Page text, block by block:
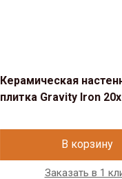
Керамическая
плитка Gravity Iron
В корзину
Заказать в 1